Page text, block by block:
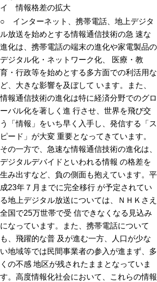
イ 情報格差の拡大
○ インターネット、携帯電話、地上デジタ
ル放送を始めとする情報通信技術の急 速な
進化は、携帯電話の端末の進化や家電製品の
デジタル化・ネットワーク化、 医療・教
育・行政等を始めとする多方面での利活用な
ど、大きな影響を及ぼして います。また、
情報通信技術の進化は特に経済分野でのグロ
ーバル化を著しく進 行させ、世界を飛び交
う「情報」をいち早く入手し、発信する「ス
ピード」が大変 重要となってきています。
その一方で、急速な情報通信技術の進化は、
デジタルデバイドといわれる情報 の格差を
生み出すなど、負の側面も抱えています。平
成23年７月までに完全移行 が予定されてい
る地上デジタル放送については、ＮＨＫさえ
全国で25万世帯で受 信できなくなる見込み
になっています。また、携帯電話について
も、飛躍的な普 及が進む一方、人口が少な
い地域等では民間事業者の参入が進まず、多
くの不感 地区が残されたままとなっていま
す。高度情報化社会において、これらの情報